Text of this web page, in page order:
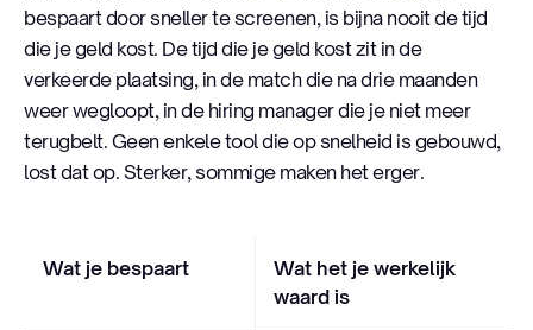
bespaart door sneller te screenen, is bijna nooit de tijd
die je geld kost. De tijd die je geld kost zit in de
verkeerde plaatsing, in de match die na drie maanden
weer wegloopt, in de hiring manager die je niet meer
terugbelt. Geen enkele tool die op snelheid is gebouwd,
lost dat op. Sterker, sommige maken het erger.
Wat je bespaart
Wat het je werkelijk
waard is